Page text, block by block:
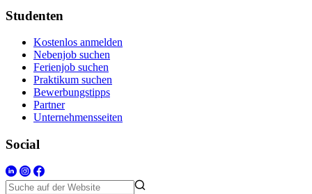
Studenten
Kostenlos anmelden
Nebenjob suchen
Ferienjob suchen
Praktikum suchen
Bewerbungstipps
Partner
Unternehmensseiten
Social